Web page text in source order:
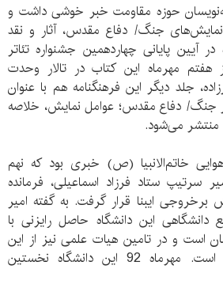
حوزه مقاومت خبر خوشی داشت و
جنگ/ دفاع مقدس، آثار و نقد
در آیین پایانی چهاردهمین جشنواره تئاتر
هفتم مهرماه این کتاب در تالار وحدت
جلد دیگر این فرهنگنامه هم با عنوان
جنگ/ دفاع مقدس؛ عوامل نمایش، خلاصه
منتشر می‌شود.
خاتم‌الانبیا (ص) خبری بود که نهم
از امیر سرتیپ ستاد فرزاد اسماعیلی، فرمانده
برخروجی ایبنا قرار گرفت. به گفته امیر
دانشگاهی این دانشگاه حاصل رایزنی با
است و در تامین هیات علمی نیز از این
نیرو‌ها بهره گرفته شده است. مهرماه 92 این دانشگاه نخستین